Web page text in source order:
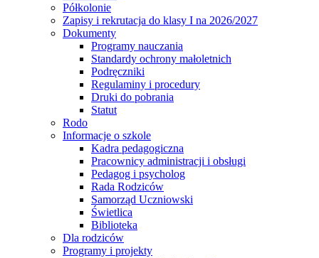
Półkolonie
Zapisy i rekrutacja do klasy I na 2026/2027
Dokumenty
Programy nauczania
Standardy ochrony małoletnich
Podręczniki
Regulaminy i procedury
Druki do pobrania
Statut
Rodo
Informacje o szkole
Kadra pedagogiczna
Pracownicy administracji i obsługi
Pedagog i psycholog
Rada Rodziców
Samorząd Uczniowski
Świetlica
Biblioteka
Dla rodziców
Programy i projekty